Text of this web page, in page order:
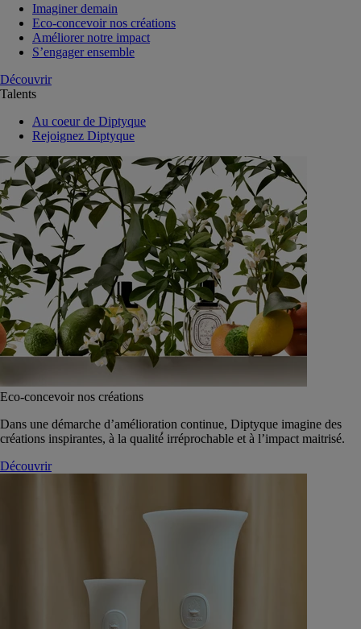
Imaginer demain
Eco-concevoir nos créations
Améliorer notre impact
S’engager ensemble
Découvrir
Talents
Au coeur de Diptyque
Rejoignez Diptyque
Eco-concevoir nos créations
Dans une démarche d’amélioration continue, Diptyque imagine des
créations inspirantes, à la qualité́ irréprochable et à l’impact maitrisé.
Découvrir